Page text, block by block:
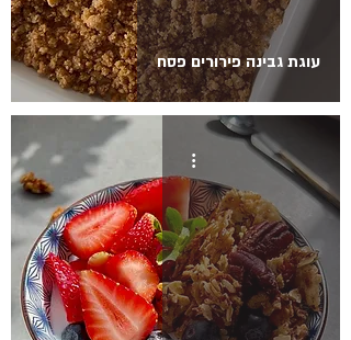
עוגת גבינה פירורים פסח